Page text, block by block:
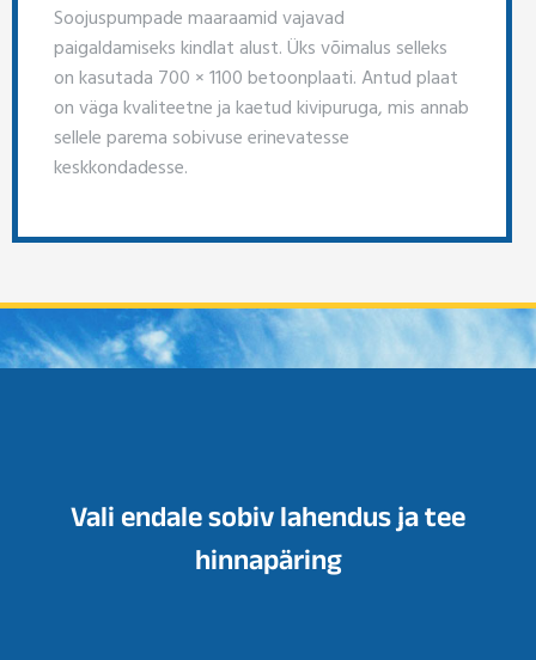
Soojuspumpade maaraamid vajavad
paigaldamiseks kindlat alust. Üks võimalus selleks
on kasutada 700 × 1100 betoonplaati. Antud plaat
on väga kvaliteetne ja kaetud kivipuruga, mis annab
sellele parema sobivuse erinevatesse
keskkondadesse.
Vali endale sobiv lahendus ja tee
hinnapäring